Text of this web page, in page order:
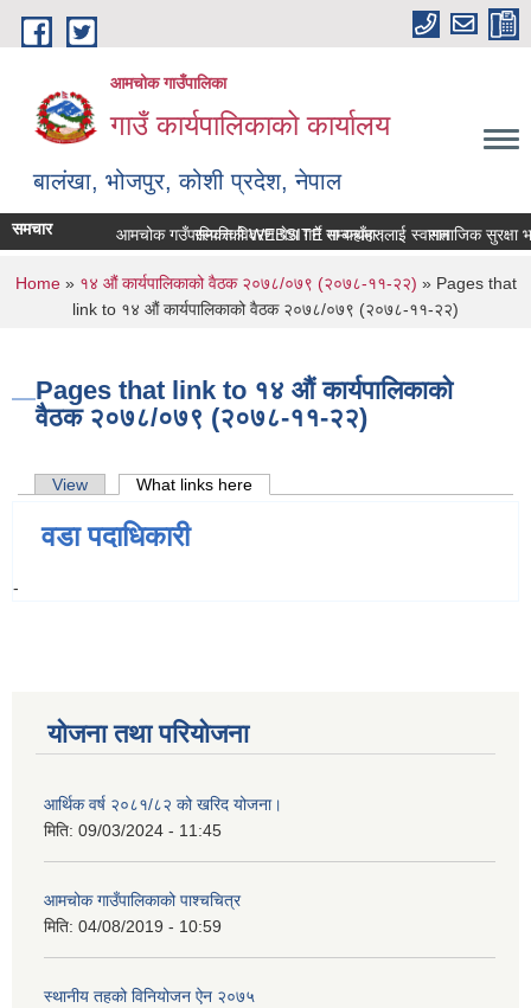
Skip to main content
आमचोक गाउँपालिका
गाउँ कार्यपालिकाको कार्यालय
बालंखा, भोजपुर, कोशी प्रदेश, नेपाल
आमचोक गउँपालिकाको WEBSITE मा यहाँहरुलाई स्वागत छ ।
समचार सम्पत्ति विवरण पेश गर्ने सम्बन्धमा। सामाजिक सुरक्षा
You are here
Home» १४ औं कार्यपालिकाको वैठक २०७८/०७९ (२०७८-११-२२) » Pages that
link to १४ औं कार्यपालिकाको वैठक २०७८/०७९ (२०७८-११-२२)
Pages that link to १४ औं कार्यपालिकाको
वैठक २०७८/०७९ (२०७८-११-२२)
Primary tabs
View What links here
वडा पदाधिकारी
-
योजना तथा परियोजना
आर्थिक वर्ष २०८१/८२ को खरिद योजना।
मिति: 09/03/2024 - 11:45
आमचोक गाउँपालिकाको पाश्चचित्र
मिति: 04/08/2019 - 10:59
स्थानीय तहको विनियोजन ऐन २०७५